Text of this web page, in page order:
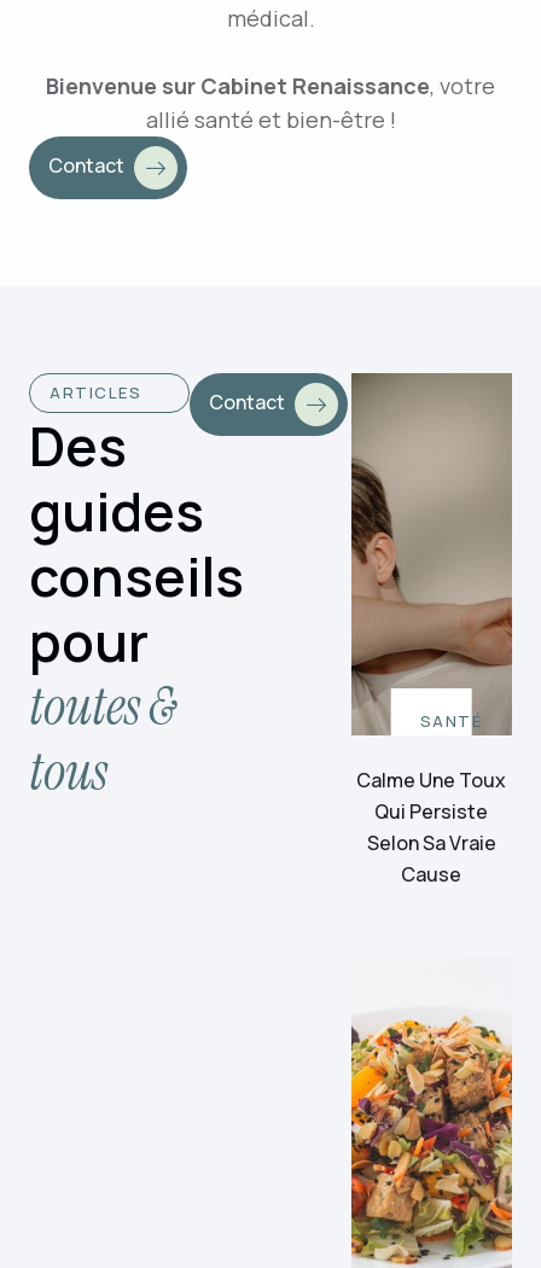
médical.
Bienvenue sur Cabinet Renaissance, votre
allié santé et bien-être !
Contact
ARTICLES
Des
guides
conseils
pour
toutes &
tous
Contact
SANTÉ
Calme Une Toux
Qui Persiste
Selon Sa Vraie
Cause